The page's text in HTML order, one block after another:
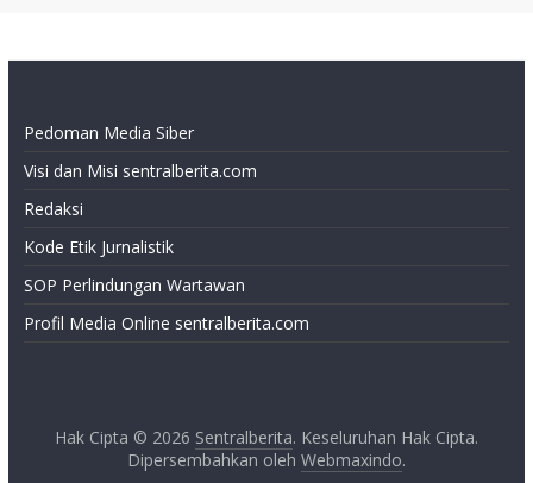
Pedoman Media Siber
Visi dan Misi sentralberita.com
Redaksi
Kode Etik Jurnalistik
SOP Perlindungan Wartawan
Profil Media Online sentralberita.com
Hak Cipta © 2026 Sentralberita. Keseluruhan Hak Cipta.
Dipersembahkan oleh Webmaxindo.